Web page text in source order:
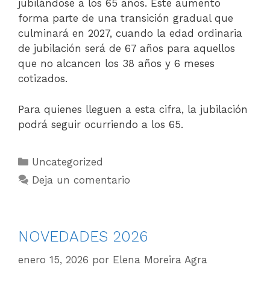
jubilándose a los 65 años. Este aumento
forma parte de una transición gradual que
culminará en 2027, cuando la edad ordinaria
de jubilación será de 67 años para aquellos
que no alcancen los 38 años y 6 meses
cotizados.
Para quienes lleguen a esta cifra, la jubilación
podrá seguir ocurriendo a los 65.
Uncategorized
Deja un comentario
NOVEDADES 2026
enero 15, 2026 por Elena Moreira Agra